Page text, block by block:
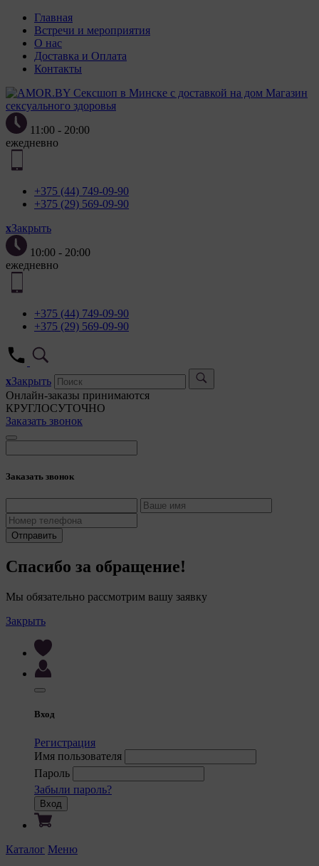
Главная
Встречи и мероприятия
О нас
Доставка и Оплата
Контакты
Магазин
сексуального здоровья
11:00 - 20:00
ежедневно
+375 (44) 749-09-90
+375 (29) 569-09-90
xЗакрыть
10:00 - 20:00
ежедневно
+375 (44) 749-09-90
+375 (29) 569-09-90
xЗакрыть
Онлайн-заказы принимаются
КРУГЛОСУТОЧНО
Заказать звонок
Заказать звонок
Отправить
Спасибо за обращение!
Мы обязательно рассмотрим вашу заявку
Закрыть
Вход
Регистрация
Имя пользователя
Пароль
Забыли пароль?
Вход
Каталог Меню